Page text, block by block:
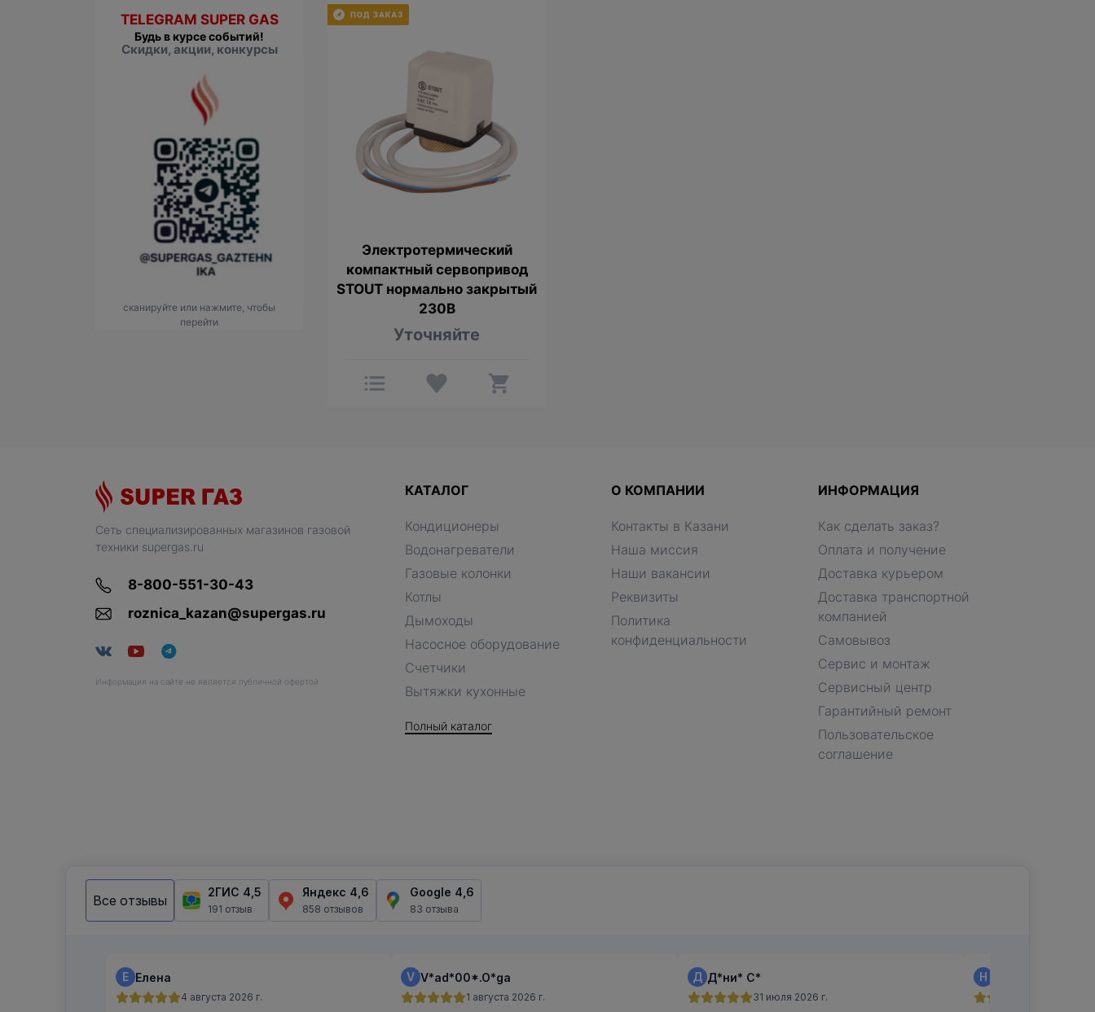
TELEGRAM SUPER GAS
Будь в курсе событий!
Скидки, акции, конкурсы
сканируйте или нажмите, чтобы
перейти
Электротермический
компактный сервопривод
STOUT нормально закрытый
230В
Уточняйте
Сеть специализированных магазинов газовой
техники supergas.ru
8-800-551-30-43
roznica_kazan@supergas.ru
Информация на сайте не является публичной офертой
КАТАЛОГ
Кондиционеры
Водонагреватели
Газовые колонки
Котлы
Дымоходы
Насосное оборудование
Счетчики
Вытяжки кухонные
Полный каталог
О КОМПАНИИ
Контакты в Казани
Наша миссия
Наши вакансии
Реквизиты
Политика
конфиденциальности
ИНФОРМАЦИЯ
Как сделать заказ?
Оплата и получение
Доставка курьером
Доставка транспортной
компанией
Самовывоз
Сервис и монтаж
Сервисный центр
Гарантийный ремонт
Пользовательское
соглашение